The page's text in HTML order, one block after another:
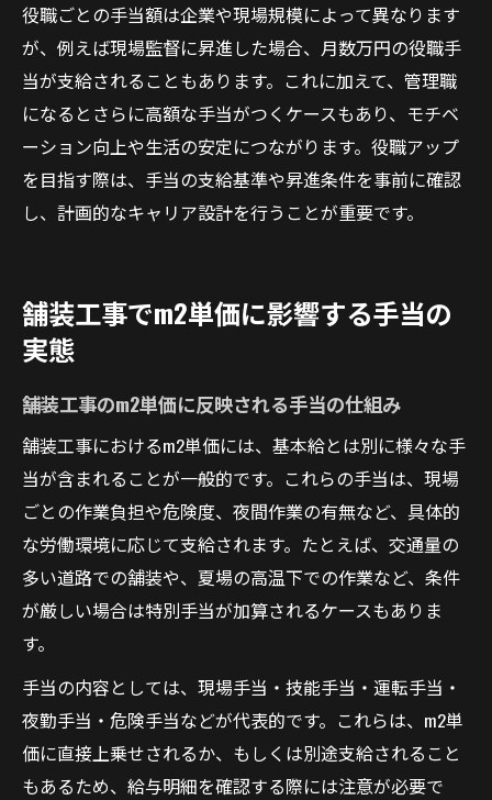
役職ごとの手当額は企業や現場規模によって異なります
が、例えば現場監督に昇進した場合、月数万円の役職手
当が支給されることもあります。これに加えて、管理職
になるとさらに高額な手当がつくケースもあり、モチベ
ーション向上や生活の安定につながります。役職アップ
を目指す際は、手当の支給基準や昇進条件を事前に確認
し、計画的なキャリア設計を行うことが重要です。
舗装工事でm2単価に影響する手当の
実態
舗装工事のm2単価に反映される手当の仕組み
舗装工事におけるm2単価には、基本給とは別に様々な手
当が含まれることが一般的です。これらの手当は、現場
ごとの作業負担や危険度、夜間作業の有無など、具体的
な労働環境に応じて支給されます。たとえば、交通量の
多い道路での舗装や、夏場の高温下での作業など、条件
が厳しい場合は特別手当が加算されるケースもありま
す。
手当の内容としては、現場手当・技能手当・運転手当・
夜勤手当・危険手当などが代表的です。これらは、m2単
価に直接上乗せされるか、もしくは別途支給されること
もあるため、給与明細を確認する際には注意が必要で